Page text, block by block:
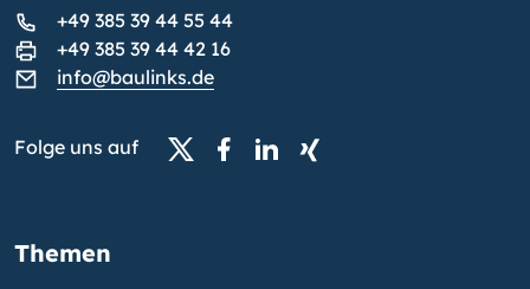
+49 385 39 44 55 44
+49 385 39 44 42 16
info@baulinks.de
Folge uns auf
Themen